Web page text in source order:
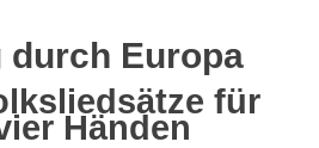
durch Europa
für
Händen